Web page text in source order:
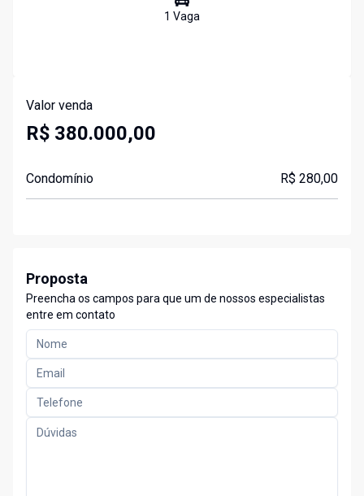
1 Vaga
Valor venda
R$ 380.000,00
Condomínio R$ 280,00
Proposta
Preencha os campos para que um de nossos especialistas
entre em contato